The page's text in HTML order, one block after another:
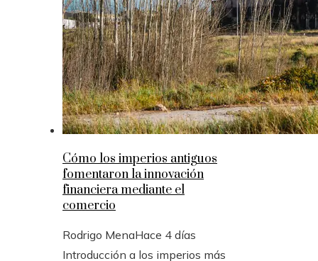
Cómo los imperios antiguos
fomentaron la innovación
financiera mediante el
comercio
Rodrigo MenaHace 4 días
Introducción a los imperios más